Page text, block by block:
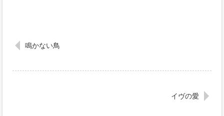
鳴かない鳥
イヴの愛